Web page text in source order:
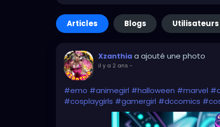
Articles Blogs Utilisateurs
Xzanthia a ajouté une photo
il y a 2 ans -
#emo #animegirl #halloween #marvel
#cosplaygirls #gamergirl #dccomics